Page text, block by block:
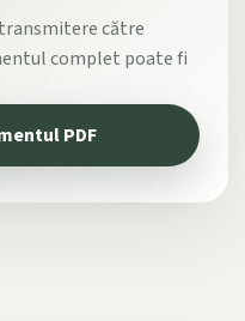
către
complet poate fi
PDF